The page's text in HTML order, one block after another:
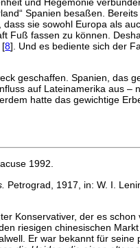
Spanien besaßen.
sie sowohl Europa als
Fuß fassen zu können.
[8]. Und es bediente sich der
geschaffen. Spanien, das
auf Lateinamerika aus –
hatte das gewichtige
1992.
Petrograd, 1917, in: W. I.
Konservativer, der es
riesigen chinesischen
Er war bekannt für